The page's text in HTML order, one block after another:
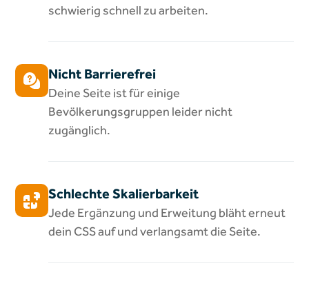
schwierig schnell zu arbeiten.
Nicht Barrierefrei
Deine Seite ist für einige
Bevölkerungsgruppen leider nicht
zugänglich.
Schlechte Skalierbarkeit
Jede Ergänzung und Erweitung bläht erneut
dein CSS auf und verlangsamt die Seite.